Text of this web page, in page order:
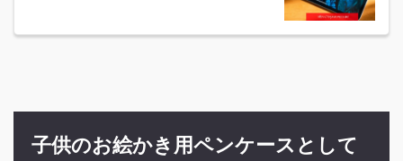
子供のお絵かき用ペンケースとして